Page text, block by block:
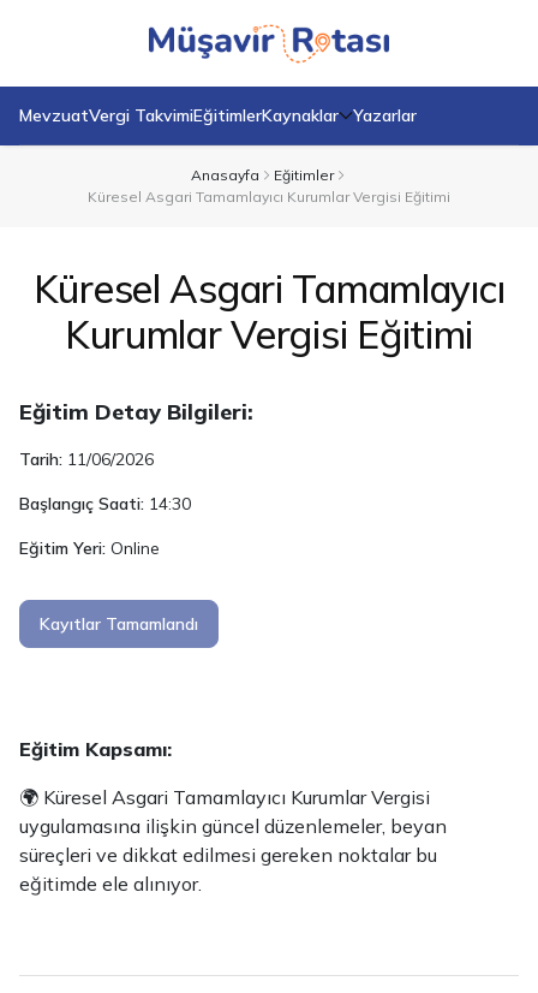
MevzuatVergi TakvimiEğitimlerKaynaklar Yazarlar
Anasayfa
Eğitimler
Küresel Asgari Tamamlayıcı Kurumlar Vergisi Eğitimi
Küresel Asgari Tamamlayıcı
Kurumlar Vergisi Eğitimi
Eğitim Detay Bilgileri:
Tarih: 11/06/2026
Başlangıç Saati: 14:30
Eğitim Yeri: Online
Kayıtlar Tamamlandı
Eğitim Kapsamı:
🌍 Küresel Asgari Tamamlayıcı Kurumlar Vergisi
uygulamasına ilişkin güncel düzenlemeler, beyan
süreçleri ve dikkat edilmesi gereken noktalar bu
eğitimde ele alınıyor.